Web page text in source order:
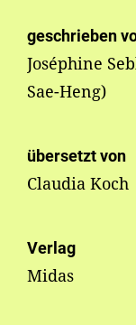
geschrieben
Joséphine
Sae-Heng)
übersetzt von
Claudia Koch
Verlag
Midas